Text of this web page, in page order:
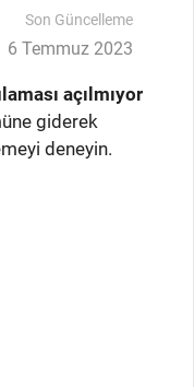
Son Güncelleme
6 Temmuz 2023
açılmıyor
giderek
deneyin.